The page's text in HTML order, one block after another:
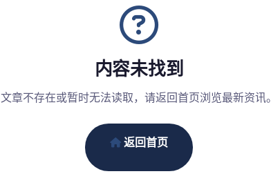
内容未找到
文章不存在或暂时无法读取，请返回首页浏览最新资讯。
返回首页